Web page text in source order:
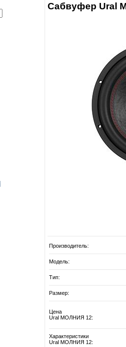
Сабвуфер Ural
Производитель:
Модель:
Тип:
Размер:
Цена
Ural МОЛНИЯ 12:
Характеристики
Ural МОЛНИЯ 12: